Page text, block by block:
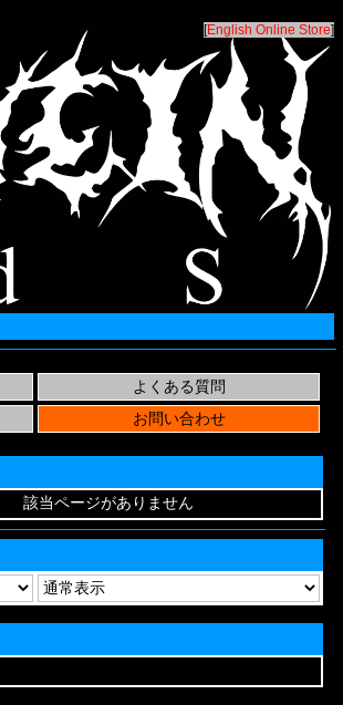
[English Online Store]
該当ページがありません